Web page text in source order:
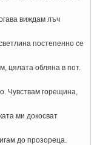
виждам лъч
постепенно се
цялата обляна в пот.
Чувствам горещина,
ми докосват
до прозореца.